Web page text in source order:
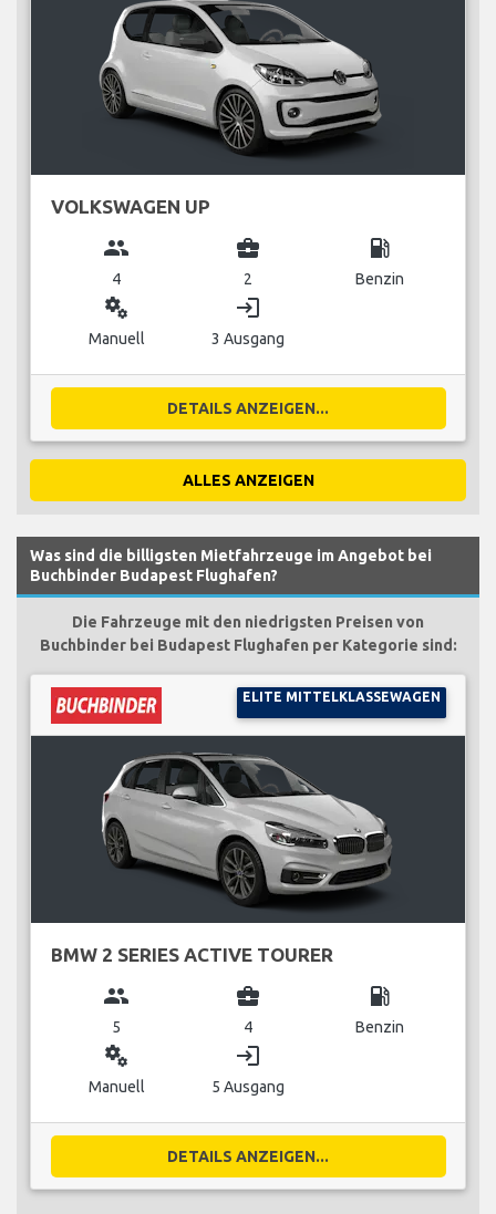
VOLKSWAGEN UP
group
4
business_center
2
local_gas_station
Benzin
miscellaneous_services
Manuell
login
3 Ausgang
DETAILS ANZEIGEN...
ALLES ANZEIGEN
Was sind die billigsten Mietfahrzeuge im Angebot bei
Buchbinder Budapest Flughafen?
Die Fahrzeuge mit den niedrigsten Preisen von
Buchbinder bei Budapest Flughafen per Kategorie sind:
ELITE MITTELKLASSEWAGEN
BMW 2 SERIES ACTIVE TOURER
group
5
business_center
4
local_gas_station
Benzin
miscellaneous_services
Manuell
login
5 Ausgang
DETAILS ANZEIGEN...